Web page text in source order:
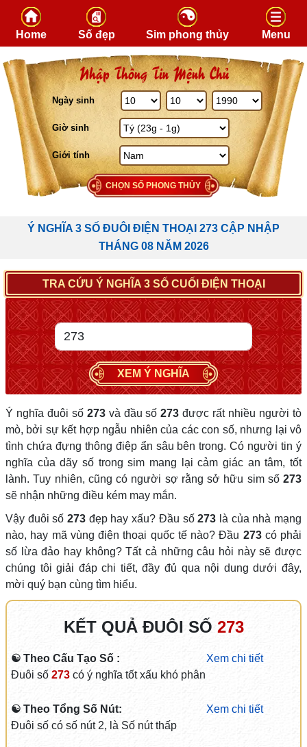
Skip to content
Home Số đẹp Sim phong thủy Menu
Nhập Thông Tin Mệnh Chủ
Ngày sinh
Giờ sinh
Giới tính
CHỌN SỐ PHONG THỦY
Ý NGHĨA 3 SỐ ĐUÔI ĐIỆN THOẠI 273 CẬP NHẬP
THÁNG 08 NĂM 2026
TRA CỨU Ý NGHĨA 3 SỐ CUỐI ĐIỆN THOẠI
XEM Ý NGHĨA
Ý nghĩa đuôi số 273và đầu số273 được rất nhiều người tò
mò, bởi sự kết hợp ngẫu nhiên của các con số, nhưng lại vô
tình chứa đựng thông điệp ẩn sâu bên trong. Có người tin ý
nghĩa của dãy số trong sim mang lại cảm giác an tâm, tốt
lành. Tuy nhiên, cũng có người sợ rằng sở hữu sim số 273
sẽ nhận những điều kém may mắn.
Vậy đuôi số273 đẹp hay xấu? Đầu số273 là của nhà mạng
nào, hay mã vùng điện thoại quốc tế nào? Đầu 273có phải
số lừa đảo hay không? Tất cả những câu hỏi này sẽ được
chúng tôi giải đáp chi tiết, đầy đủ qua nội dung dưới đây,
mời quý bạn cùng tìm hiểu.
KẾT QUẢ ĐUÔI SỐ 273
☯ Theo Cấu Tạo Số :
Xem chi tiết
Đuôi số 273có ý nghĩa tốt xấu khó phân
☯ Theo Tổng Số Nút:
Xem chi tiết
Đuôi số có số nút 2, là Số nút thấp